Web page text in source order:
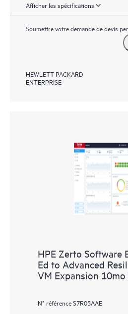
Afficher les spécifications
Soumettre votre demande de devis
HEWLETT PACKARD
ENTERPRISE
HPE Zerto Software
Ed to Advanced
VM Expansion 10mo
N° référence S7R05AAE